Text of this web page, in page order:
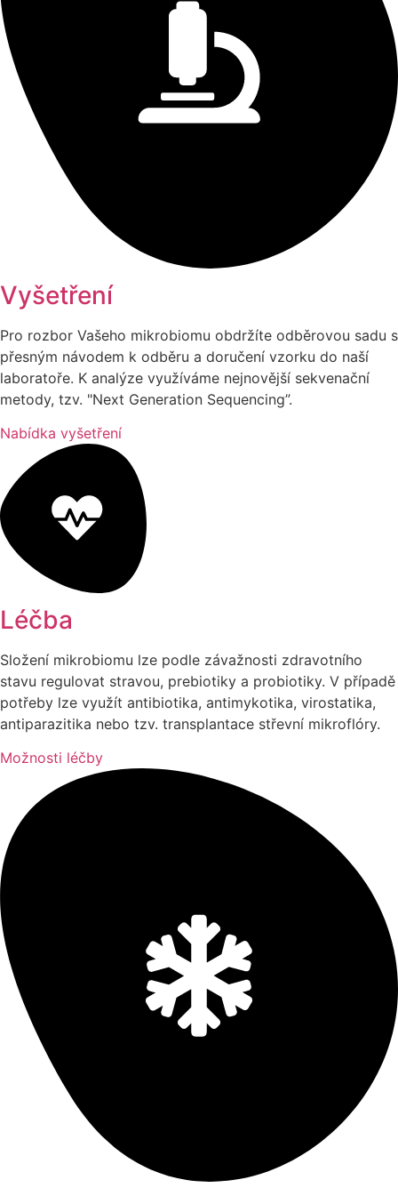
Vyšetření
Pro rozbor Vašeho mikrobiomu obdržíte odběrovou sadu s
přesným návodem k odběru a doručení vzorku do naší
laboratoře. K analýze využíváme nejnovější sekvenační
metody, tzv. "Next Generation Sequencing”.
Nabídka vyšetření
Léčba
Složení mikrobiomu lze podle závažnosti zdravotního
stavu regulovat stravou, prebiotiky a probiotiky. V případě
potřeby lze využít antibiotika, antimykotika, virostatika,
antiparazitika nebo tzv. transplantace střevní mikroflóry.
Možnosti léčby